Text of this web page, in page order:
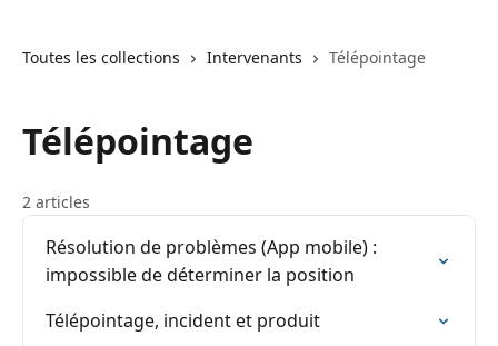
Toutes les collections Intervenants Télépointage
Télépointage
2 articles
Résolution de problèmes (App mobile) :
impossible de déterminer la position
Télépointage, incident et produit